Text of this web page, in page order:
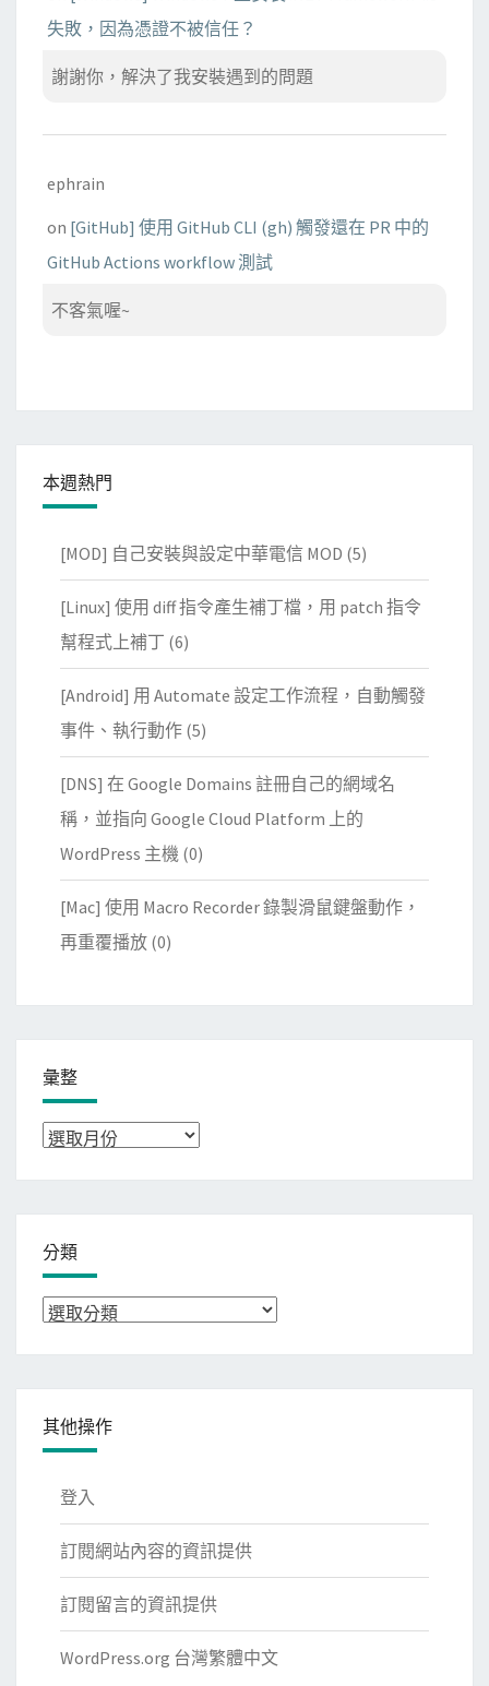
失敗，因為憑證不被信任？
謝謝你，解決了我安裝遇到的問題
ephrain
on [GitHub] 使用 GitHub CLI (gh) 觸發還在 PR 中的
GitHub Actions workflow 測試
不客氣喔~
本週熱門
[MOD] 自己安裝與設定中華電信 MOD (5)
[Linux] 使用 diff 指令產生補丁檔，用 patch 指令
幫程式上補丁 (6)
[Android] 用 Automate 設定工作流程，自動觸發
事件、執行動作 (5)
[DNS] 在 Google Domains 註冊自己的網域名
稱，並指向 Google Cloud Platform 上的
WordPress 主機 (0)
[Mac] 使用 Macro Recorder 錄製滑鼠鍵盤動作，
再重覆播放 (0)
彙整
彙
分類
分
其他操作
登入
訂閱網站內容的資訊提供
訂閱留言的資訊提供
WordPress.org 台灣繁體中文